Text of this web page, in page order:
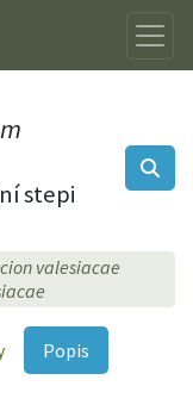
stepi
valesiacae
Popis